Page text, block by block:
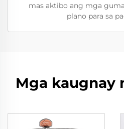
mas aktibo ang mga
plano para sa
Mga kaugnay